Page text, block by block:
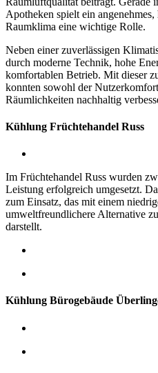
Apotheken spielt ein
Raumklima eine wichtige Rolle.
Neben einer zuverlässigen
durch moderne Technik, hohe
komfortablen Betrieb. Mit dieser
konnten sowohl der
Räumlichkeiten nachhaltig
Kühlung Früchtehandel Russ
Im Früchtehandel Russ wurden
Leistung erfolgreich umgesetzt.
zum Einsatz, das mit einem
umweltfreundlichere Alternative
darstellt.
Kühlung Bürogebäude